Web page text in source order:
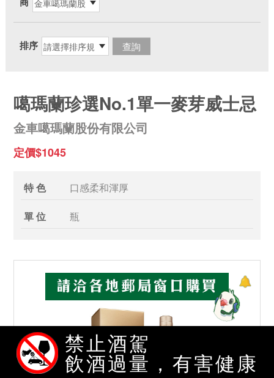
排序
噶瑪蘭珍選No.1單一麥芽威士忌
金車噶瑪蘭股份有限公司
定價$1045
特 色 口感柔和渾厚
單 位 瓶
禁止酒駕
飲酒過量，有害健康